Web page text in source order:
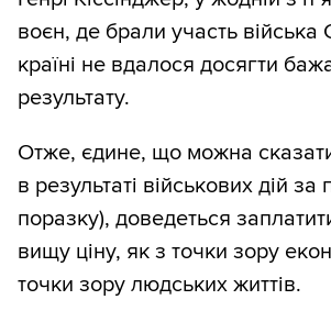
воєн, де брали участь
країні не вдалося досягти
результату.
Отже, єдине, що можна
в результаті військових дій
поразку), доведеться
вищу ціну, як з точки зору
точки зору людських життів.